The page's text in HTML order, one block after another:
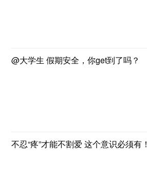
@大学生 假期安全，你get到了吗？
不忍“疼”才能不割爱 这个意识必须有！